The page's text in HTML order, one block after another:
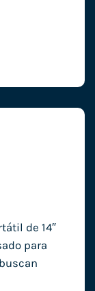
de 14″
para